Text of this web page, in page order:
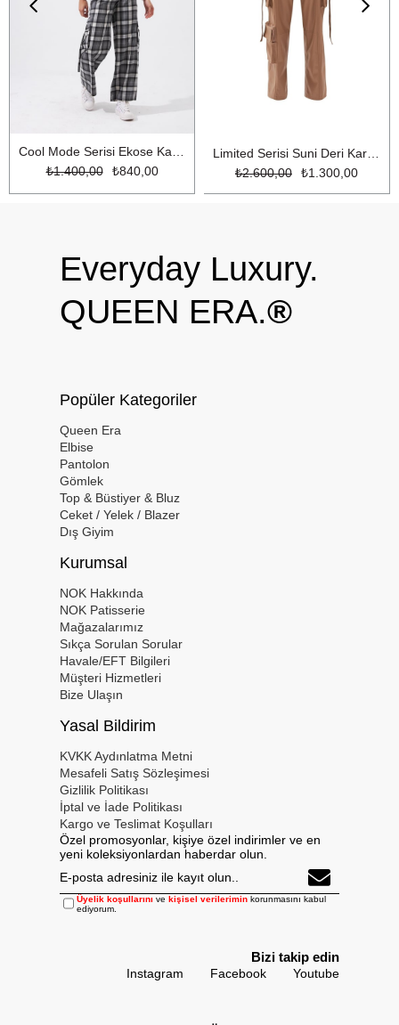
₺840,00
₺1.400,00
₺1.300,00
₺2.600,00
Everyday Luxury.
QUEEN ERA.®
Popüler Kategoriler
Queen Era
Elbise
Pantolon
Gömlek
Top & Büstiyer & Bluz
Ceket / Yelek / Blazer
Dış Giyim
Kurumsal
NOK Hakkında
NOK Patisserie
Mağazalarımız
Sıkça Sorulan Sorular
Havale/EFT Bilgileri
Müşteri Hizmetleri
Bize Ulaşın
Yasal Bildirim
KVKK Aydınlatma Metni
Mesafeli Satış Sözleşimesi
Gizlilik Politikası
İptal ve İade Politikası
Kargo ve Teslimat Koşulları
Özel promosyonlar, kişiye özel indirimler ve en
yeni koleksiyonlardan haberdar olun.
Üyelik koşullarını vekişisel verilerimin korunmasını kabul
ediyorum.
Bizi takip edin
Instagram Facebook Youtube